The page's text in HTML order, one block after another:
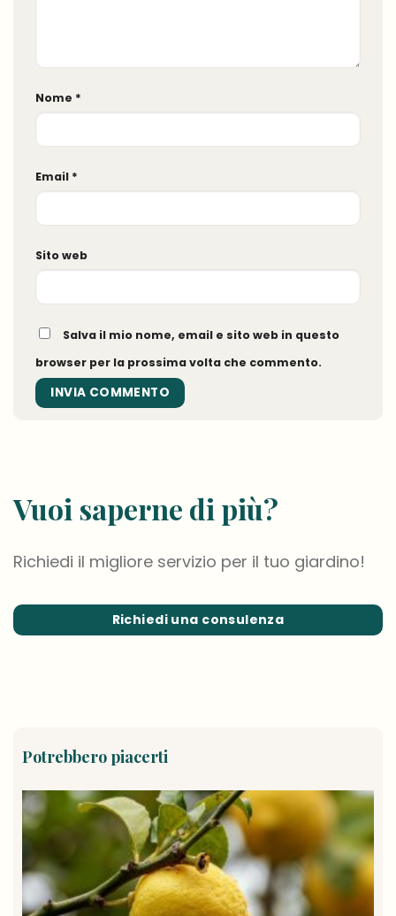
Nome *
Email *
Sito web
Salva il mio nome, email e sito web in questo
browser per la prossima volta che commento.
Vuoi saperne di più?
Richiedi il migliore servizio per il tuo giardino!
Richiedi una consulenza
Potrebbero piacerti